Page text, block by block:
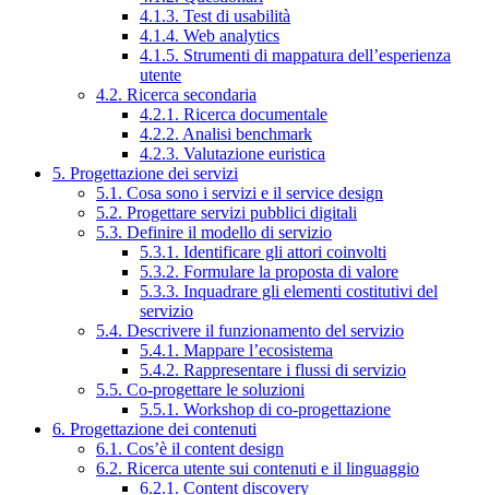
4.1.3. Test di usabilità
4.1.4. Web analytics
4.1.5. Strumenti di mappatura dell’esperienza
utente
4.2. Ricerca secondaria
4.2.1. Ricerca documentale
4.2.2. Analisi benchmark
4.2.3. Valutazione euristica
5. Progettazione dei servizi
5.1. Cosa sono i servizi e il service design
5.2. Progettare servizi pubblici digitali
5.3. Definire il modello di servizio
5.3.1. Identificare gli attori coinvolti
5.3.2. Formulare la proposta di valore
5.3.3. Inquadrare gli elementi costitutivi del
servizio
5.4. Descrivere il funzionamento del servizio
5.4.1. Mappare l’ecosistema
5.4.2. Rappresentare i flussi di servizio
5.5. Co-progettare le soluzioni
5.5.1. Workshop di co-progettazione
6. Progettazione dei contenuti
6.1. Cos’è il content design
6.2. Ricerca utente sui contenuti e il linguaggio
6.2.1. Content discovery